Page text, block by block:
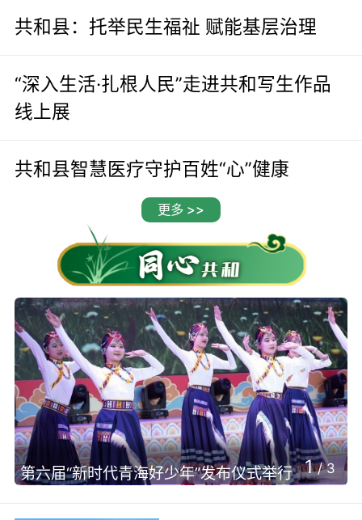
共和县：托举民生福祉 赋能基层治理
“深入生活·扎根人民”走进共和写生作品
线上展
共和县智慧医疗守护百姓“心”健康
更多 >>
第六届“新时代青海好少年”发布仪式举行 1/3